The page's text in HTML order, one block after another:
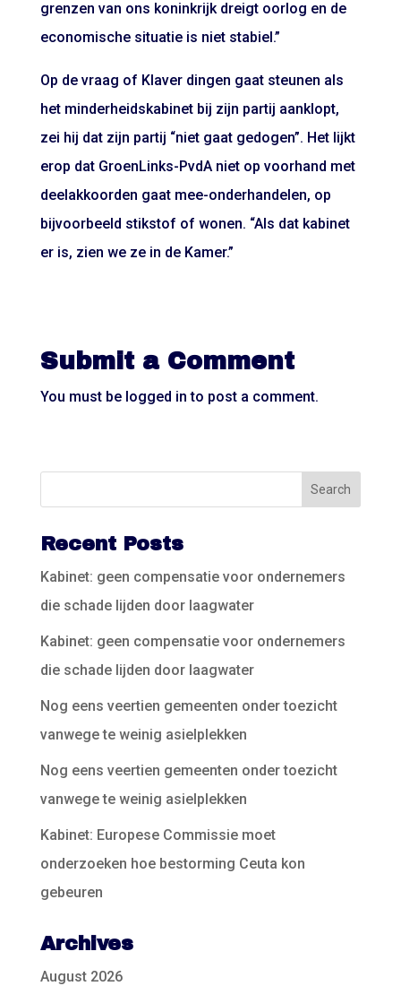
grenzen van ons koninkrijk dreigt oorlog en de
economische situatie is niet stabiel.”
Op de vraag of Klaver dingen gaat steunen als
het minderheidskabinet bij zijn partij aanklopt,
zei hij dat zijn partij “niet gaat gedogen”. Het lijkt
erop dat GroenLinks-PvdA niet op voorhand met
deelakkoorden gaat mee-onderhandelen, op
bijvoorbeeld stikstof of wonen. “Als dat kabinet
er is, zien we ze in de Kamer.”
Submit a Comment
You must be logged in to post a comment.
Recent Posts
Kabinet: geen compensatie voor ondernemers
die schade lijden door laagwater
Kabinet: geen compensatie voor ondernemers
die schade lijden door laagwater
Nog eens veertien gemeenten onder toezicht
vanwege te weinig asielplekken
Nog eens veertien gemeenten onder toezicht
vanwege te weinig asielplekken
Kabinet: Europese Commissie moet
onderzoeken hoe bestorming Ceuta kon
gebeuren
Archives
August 2026